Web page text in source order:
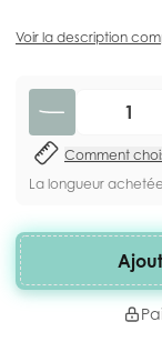
Voir la description
Quantité
Comment
La longueur